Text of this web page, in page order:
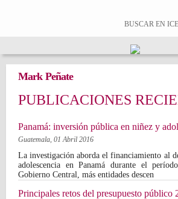
principal
BUSCAR EN
Mark Peñate
PUBLICACIONES
Panamá: inversión pública en niñez y
Guatemala, 01 Abril 2016
La investigación aborda el financiamiento al
adolescencia en Panamá durante el
Gobierno Central, más entidades descen
Principales retos del presupuesto público